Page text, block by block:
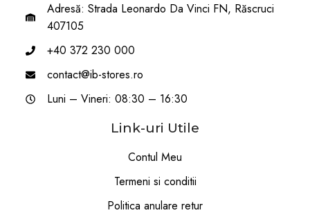
Adresă: Strada Leonardo Da Vinci FN, Răscruci
407105
+40 372 230 000
contact@ib-stores.ro
Luni – Vineri: 08:30 – 16:30
Link-uri Utile
Contul Meu
Termeni si conditii
Politica anulare retur